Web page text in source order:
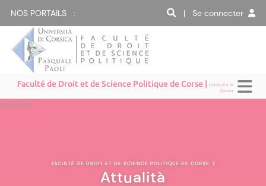
NOS PORTAILS : | Se connecter
Faculté de Droit et de Science Politique de Corse |Università di
Corsica
Attualità
FACULTÉ DE DROIT ET DE SCIENCE POLITIQUE DE CORSE |
Attualità